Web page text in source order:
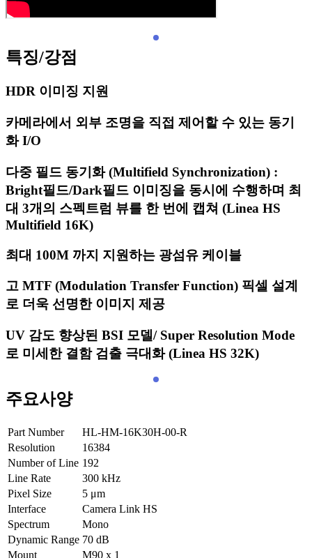
특징/강점
HDR 이미징 지원
카메라에서 외부 조명을 직접 제어할 수 있는 동기
화 I/O
다중 필드 동기화 (Multifield Synchronization) :
Bright필드/Dark필드 이미징을 동시에 수행하며 최
대 3개의 스펙트럼 뷰를 한 번에 캡쳐 (Linea HS
Multifield 16K)
최대 100M 까지 지원하는 광섬유 케이블
고 MTF (Modulation Transfer Function) 픽셀 설계
로 더욱 선명한 이미지 제공
UV 감도 향상된 BSI 모델/ Super Resolution Mode
로 미세한 결함 검출 극대화 (Linea HS 32K)
주요사양
Part Number
HL-HM-16K30H-00-R
Resolution
16384
Number of Line 192
Line Rate
300 kHz
Pixel Size
5 μm
Interface
Camera Link HS
Spectrum
Mono
Dynamic Range 70 dB
Mount
M90 x 1